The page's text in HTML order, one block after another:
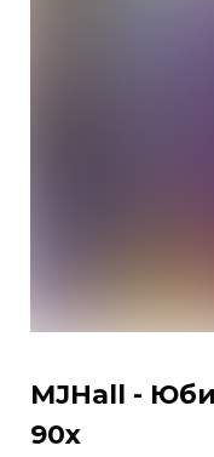
MJHall -
90х